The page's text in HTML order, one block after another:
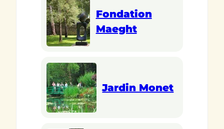
Fondation
Maeght
Jardin Monet